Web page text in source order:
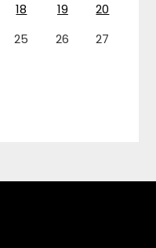
18 19
20
25 26
27